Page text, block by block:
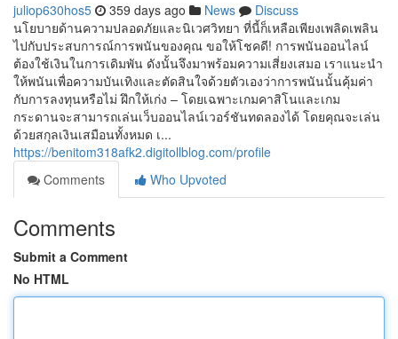
juliop630hos5 359 days ago News
Discuss
นโยบายด้านความปลอดภัยและนิเวศวิทยา ที่นี้ก็เหลือเพียงเพลิดเพลิน
ไปกับประสบการณ์การพนันของคุณ ขอให้โชคดี! การพนันออนไลน์
ต้องใช้เงินในการเดิมพัน ดังนั้นจึงมาพร้อมความเสี่ยงเสมอ เราแนะนำ
ให้พนันเพื่อความบันเทิงและตัดสินใจด้วยตัวเองว่าการพนันนั้นคุ้มค่า
กับการลงทุนหรือไม่ ฝึกให้เก่ง – โดยเฉพาะเกมคาสิโนและเกม
กระดานจะสามารถเล่นเว็บออนไลน์เวอร์ชันทดลองได้ โดยคุณจะเล่น
ด้วยสกุลเงินเสมือนทั้งหมด เ...
https://benitom318afk2.digitollblog.com/profile
Comments
Who Upvoted
Comments
Submit a Comment
No HTML